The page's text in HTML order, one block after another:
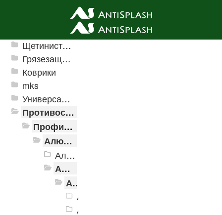
Ячеистые грязезащитные покрытия
Щетинистые покрытия
Грязезащитные, влаговпитывающие покрытия
Коврики
mks
Универсальные модульные покрытия
Противоскользящая защита для лестниц, профили, ленты
Профили алюминиевые с резиновой вставкой
Алюминиевая полоса с резиновыми вставками
Алюминиевая Полоса с резиновой вставкой АП-32 Евро, 2500мм
Алюминиевая Полоса с резиновой вставкой АП-40
Алюминиевая Полоса с резиновой вставкой АП-40 Без покрытия
Алюминиевая Полоса АП-40
Алюминиевая Полоса АП-40